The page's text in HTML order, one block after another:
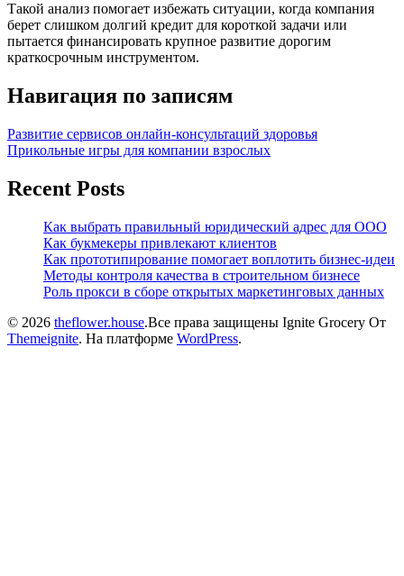
Такой анализ помогает избежать ситуации, когда компания
берет слишком долгий кредит для короткой задачи или
пытается финансировать крупное развитие дорогим
краткосрочным инструментом.
Навигация по записям
Развитие сервисов онлайн-консультаций здоровья
Прикольные игры для компании взрослых
Recent Posts
Как выбрать правильный юридический адрес для ООО
Как букмекеры привлекают клиентов
Как прототипирование помогает воплотить бизнес-идеи
Методы контроля качества в строительном бизнесе
Роль прокси в сборе открытых маркетинговых данных
© 2026 theflower.house.Все права защищены Ignite Grocery От
Themeignite. На платформе WordPress.